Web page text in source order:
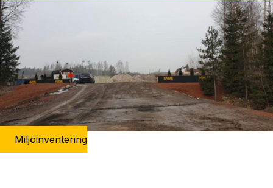
Miljöinventering